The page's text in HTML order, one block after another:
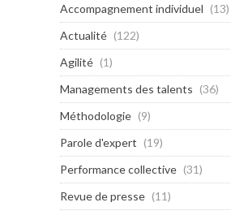
Accompagnement individuel (13)
Actualité (122)
Agilité (1)
Managements des talents (36)
Méthodologie (9)
Parole d'expert (19)
Performance collective (31)
Revue de presse (11)